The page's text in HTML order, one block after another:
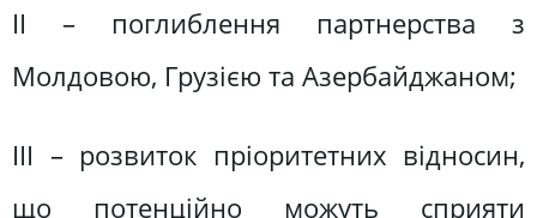
ІІ – поглиблення партнерства з
Молдовою, Грузією та Азербайджаном;
ІІІ – розвиток пріоритетних відносин,
що потенційно можуть сприяти